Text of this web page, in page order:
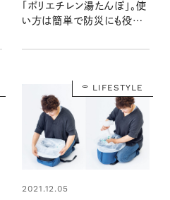
「ポリエチレン湯たんぽ」。使
い方は簡単で防災にも役立
LIFESTYLE
2021.12.05